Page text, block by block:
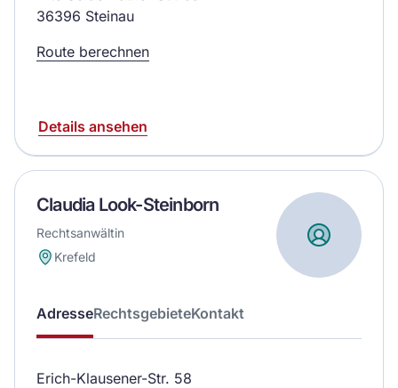
36396 Steinau
Route berechnen
Details ansehen
Claudia Look-Steinborn
Rechtsanwältin
Krefeld
AdresseRechtsgebieteKontakt
Erich-Klausener-Str. 58